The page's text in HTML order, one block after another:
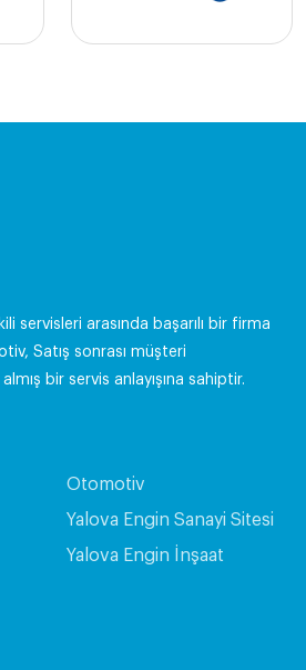
servisleri arasında başarılı bir firma
Satış sonrası müşteri
bir servis anlayışına sahiptir.
Otomotiv
Yalova Engin Sanayi Sitesi
Yalova Engin İnşaat